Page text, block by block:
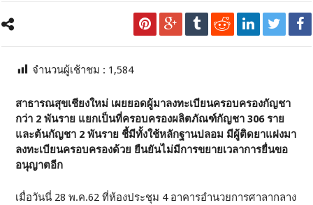
จำนวนผู้เช้าชม : 1,584
สาธารณสุขเชียงใหม่ เผยยอดผู้มาลงทะเบียนครอบครองกัญชา
กว่า 2 พันราย แยกเป็นที่ครอบครองผลิตภัณฑ์กัญชา 306 ราย
และต้นกัญชา 2 พันราย ชี้มีทั้งใช้หลักฐานปลอม มีผู้ติดยาแฝงมา
ลงทะเบียนครอบครองด้วย ยืนยันไม่มีการขยายเวลาการยื่นขอ
อนุญาตอีก
เมื่อวันนี่ 28 พ.ค.62 ที่ห้องประชุม 4 อาคารอำนวยการศาลากลาง